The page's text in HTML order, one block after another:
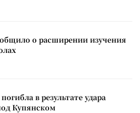
о расширении изучения
в результате удара
Купянском